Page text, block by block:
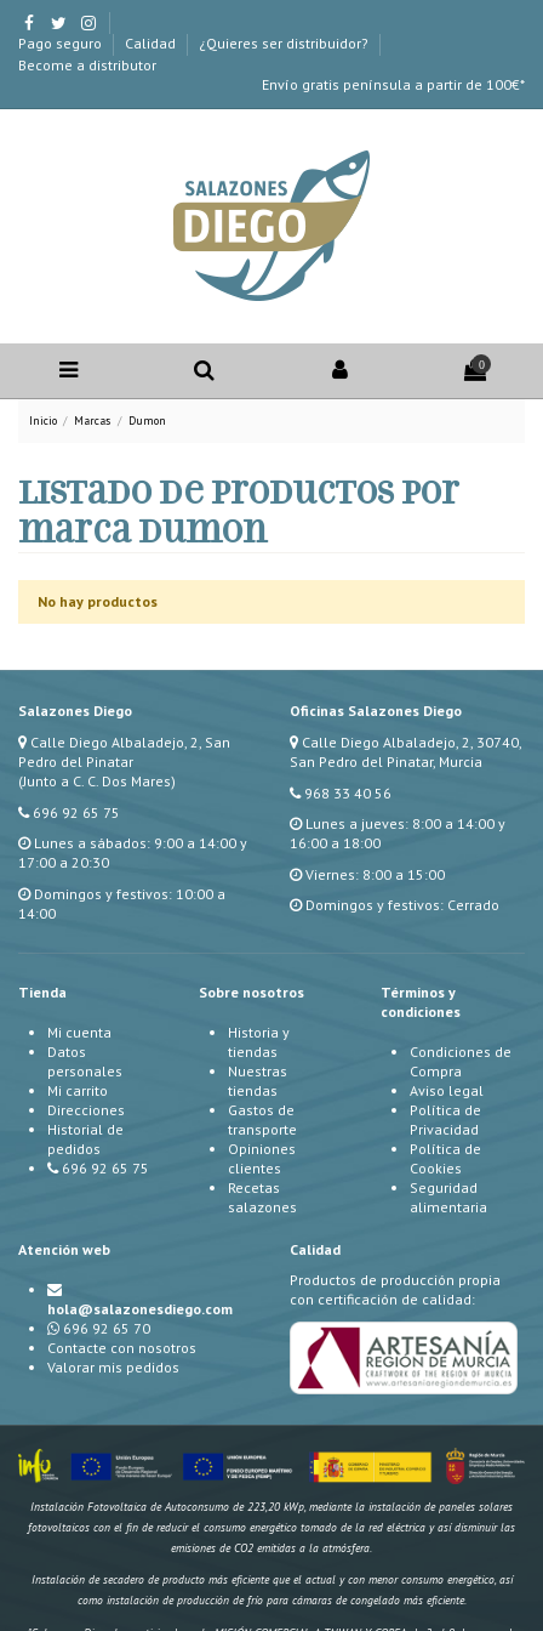
Pago seguro Calidad
¿Quieres ser distribuidor?
Become a distributor
Envío gratis península a partir de 100€*
0
Inicio Marcas Dumon
Listado de productos por
marca Dumon
No hay productos
Salazones Diego
Calle Diego Albaladejo, 2, San
Pedro del Pinatar
(Junto a C. C. Dos Mares)
696 92 65 75
Lunes a sábados: 9:00 a 14:00 y
17:00 a 20:30
Domingos y festivos: 10:00 a
14:00
Oficinas Salazones Diego
Calle Diego Albaladejo, 2, 30740,
San Pedro del Pinatar, Murcia
968 33 40 56
Lunes a jueves: 8:00 a 14:00 y
16:00 a 18:00
Viernes: 8:00 a 15:00
Domingos y festivos: Cerrado
Tienda
Mi cuenta
Datos
personales
Mi carrito
Direcciones
Historial de
pedidos
696 92 65 75
Sobre nosotros
Historia y
tiendas
Nuestras
tiendas
Gastos de
transporte
Opiniones
clientes
Recetas
salazones
Términos y
condiciones
Condiciones de
Compra
Aviso legal
Política de
Privacidad
Política de
Cookies
Seguridad
alimentaria
Atención web
hola@salazonesdiego.com
696 92 65 70
Contacte con nosotros
Valorar mis pedidos
Calidad
Productos de producción propia
con certificación de calidad:
Instalación Fotovoltaica de Autoconsumo de 223,20 kWp, mediante la instalación de paneles solares
fotovoltaicos con el fin de reducir el consumo energético tomado de la red eléctrica y así disminuir las
emisiones de CO2 emitidas a la atmósfera.
Instalación de secadero de producto más eficiente que el actual y con menor consumo energético, así
como instalación de producción de frío para cámaras de congelado más eficiente.